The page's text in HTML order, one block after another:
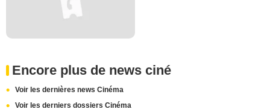
Encore plus de news ciné
Voir les dernières news Cinéma
Voir les derniers dossiers Cinéma